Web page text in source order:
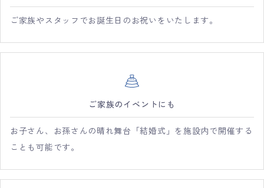
ご家族やスタッフでお誕生日のお祝いをいたします。
ご家族のイベントにも
お子さん、お孫さんの晴れ舞台「結婚式」を施設内で開催する
ことも可能です。